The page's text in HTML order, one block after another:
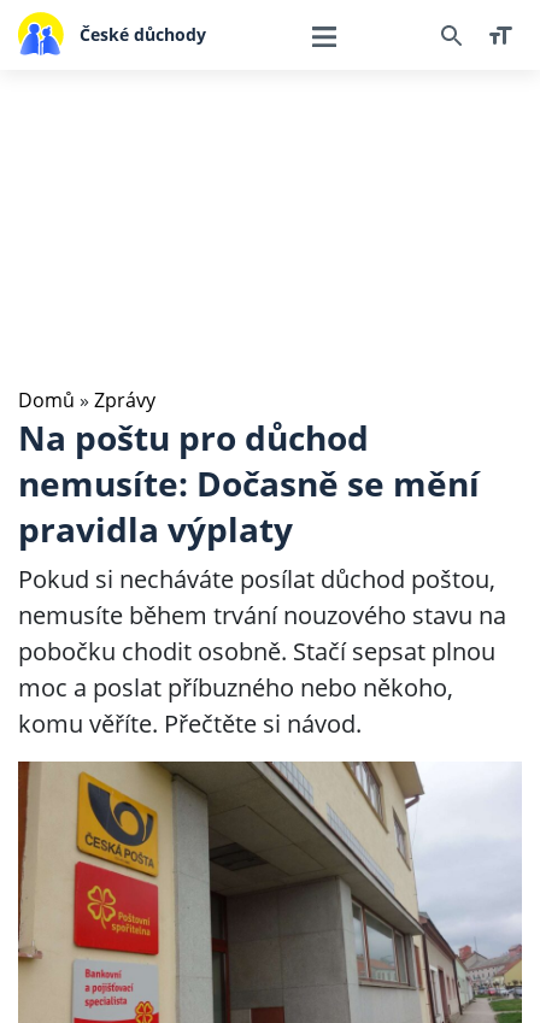
České důchody
Domů » Zprávy
Na poštu pro důchod
nemusíte: Dočasně se mění
pravidla výplaty
Pokud si necháváte posílat důchod poštou,
nemusíte během trvání nouzového stavu na
pobočku chodit osobně. Stačí sepsat plnou
moc a poslat příbuzného nebo někoho,
komu věříte. Přečtěte si návod.